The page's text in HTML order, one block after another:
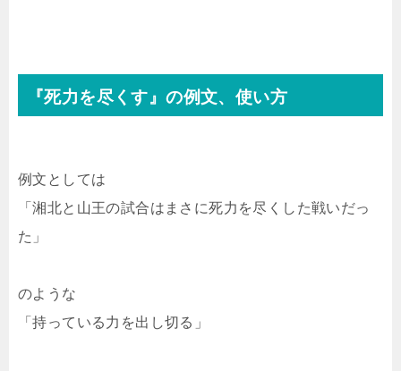
『死力を尽くす』の例文、使い方
例文としては
「湘北と山王の試合はまさに死力を尽くした戦いだっ
た」
のような
「持っている力を出し切る」